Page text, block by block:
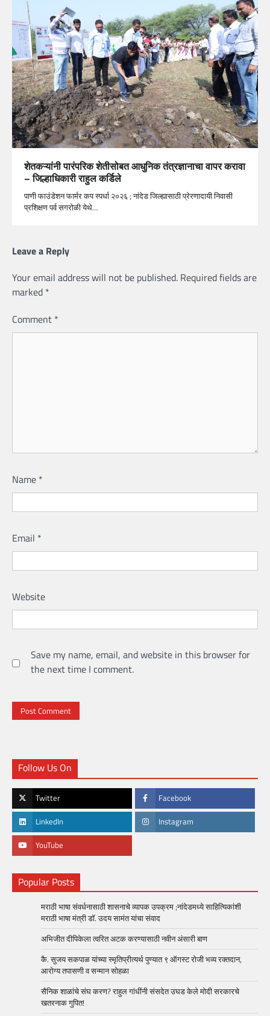
शेतकऱ्यांनी पारंपरिक शेतीसोबत आधुनिक तंत्रज्ञानाचा वापर करावा
– जिल्हाधिकारी राहुल कर्डिले
पाणी फाउंडेशन फार्मर कप स्पर्धा २०२६ ; नांदेड जिल्ह्यासाठी प्रेरणादायी निवासी
प्रशिक्षण पर्व सगरोळी येथे…
Leave a Reply
Your email address will not be published. Required fields are
marked *
Comment *
Name *
Email *
Website
Save my name, email, and website in this browser for
the next time I comment.
Follow Us On
Twitter Facebook
LinkedIn Instagram
YouTube
Popular Posts
मराठी भाषा संवर्धनासाठी शासनाचे व्यापक उपक्रम ;नांदेडमध्ये साहित्यिकांशी
मराठी भाषा मंत्री डॉ. उदय सामंत यांचा संवाद
अभिजीत दीपिकेला त्वरित अटक करण्यासाठी नवीन अंसारी बाण
कै. सुजय सकपाळ यांच्या स्मृतिप्रीत्यर्थ पुण्यात ९ ऑगस्ट रोजी भव्य रक्तदान,
आरोग्य तपासणी व सन्मान सोहळा
सैनिक शाळांचे संघ करण? राहुल गांधींनी संसदेत उघड केले मोदी सरकारचे
खतरनाक गुपित!